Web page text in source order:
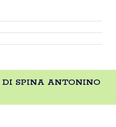
SPINA ANTONINO